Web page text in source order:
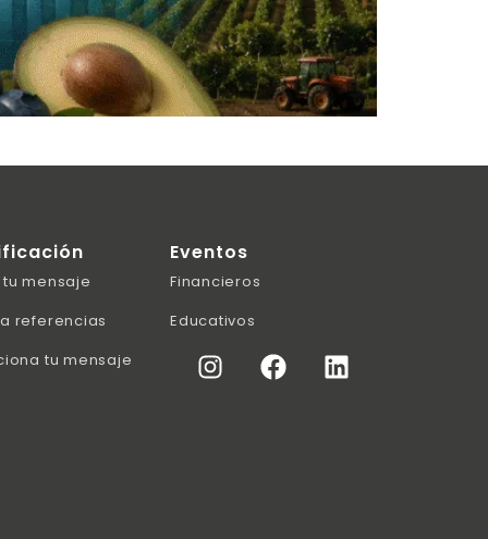
mensaje
referencias
tu mensaje
Eventos
Financieros
Educativos